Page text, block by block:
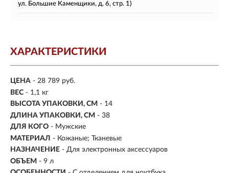
ул. Большие Каменщики, д. 6, стр. 1)
ХАРАКТЕРИСТИКИ
ЦЕНА - 28 789 руб.
ВЕС - 1,1 кг
ВЫСОТА УПАКОВКИ, СМ - 14
ДЛИНА УПАКОВКИ, СМ - 38
ДЛЯ КОГО - Мужские
МАТЕРИАЛ - Кожаные; Тканевые
НАЗНАЧЕНИЕ - Для электронных аксессуаров
ОБЪЕМ - 9 л